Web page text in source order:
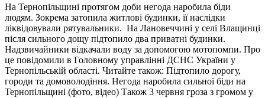
На Тернопільщині протягом доби негода наробила біди
людям. Зокрема затопила житлові будинки, її наслідки
ліквідовували рятувальники. На Лановеччині у селі Влащинці
після сильного дощу підтопило два приватні будинки.
Надзвичайники відкачали воду за допомогою мотопомпи. Про
це повідомили в Головному управлінні ДСНС України у
Тернопільській області. Читайте також: Підтопило дорогу,
городи та домоволодіння. Негода наробила сильної біди на
Тернопільщині (фото, відео) Також 3 червня гроза з громом у